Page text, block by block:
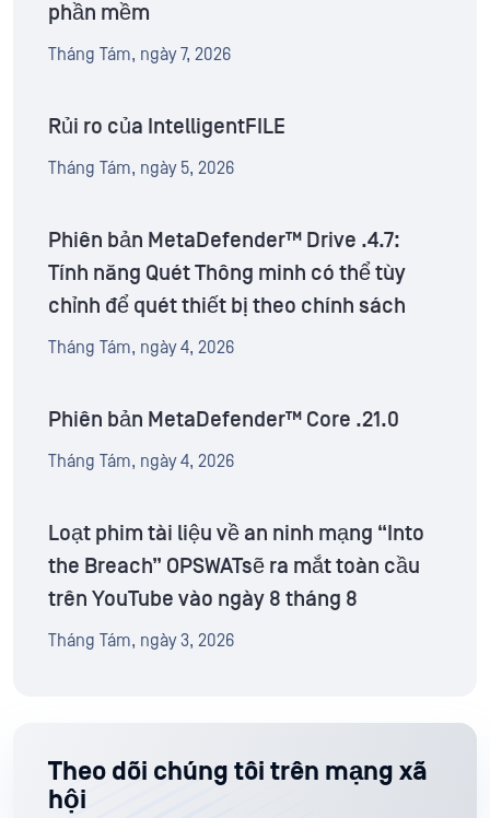
phần mềm
Tháng Tám, ngày 7, 2026
Rủi ro của IntelligentFILE
Tháng Tám, ngày 5, 2026
Phiên bản MetaDefender™ Drive .4.7:
Tính năng Quét Thông minh có thể tùy
chỉnh để quét thiết bị theo chính sách
Tháng Tám, ngày 4, 2026
Phiên bản MetaDefender™ Core .21.0
Tháng Tám, ngày 4, 2026
Loạt phim tài liệu về an ninh mạng “Into
the Breach” OPSWATsẽ ra mắt toàn cầu
trên YouTube vào ngày 8 tháng 8
Tháng Tám, ngày 3, 2026
Theo dõi chúng tôi trên mạng xã
hội